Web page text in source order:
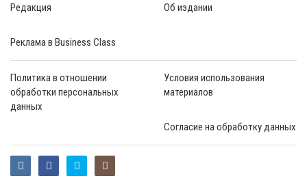
Редакция Об издании
Реклама в Business Class
Политика в отношении
обработки персональных
данных
Условия использования
материалов
Согласие на обработку данных